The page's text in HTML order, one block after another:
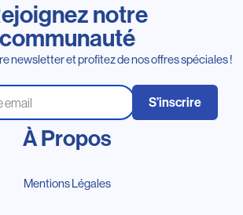
notre
communauté
newsletter et profitez de nos offres spéciales !
S’inscrire
À Propos
Mentions Légales